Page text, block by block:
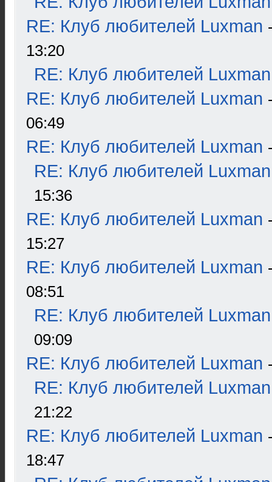
RE: Клуб любителей Luxman
13:20
RE: Клуб любителей Luxman
RE: Клуб любителей Luxman
06:49
RE: Клуб любителей Luxman
RE: Клуб любителей Luxman
15:36
RE: Клуб любителей Luxman
15:27
RE: Клуб любителей Luxman
08:51
RE: Клуб любителей Luxman
09:09
RE: Клуб любителей Luxman
RE: Клуб любителей Luxman
21:22
RE: Клуб любителей Luxman
18:47